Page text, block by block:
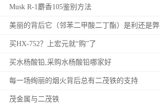
Musk R-1麝香105鉴别方法
美丽的背后它（邻苯二甲酸二丁酯）是利还是弊
买HX-752？上宏元就“购”了
买水杨酸铅,采购水杨酸铅哪家好
每一场绚丽的烟火背后总有二茂铁的支持
茂金属与二茂铁